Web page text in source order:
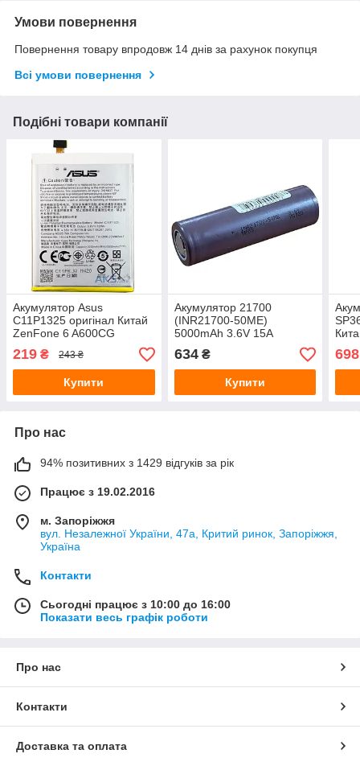
Умови повернення
Повернення товару впродовж 14 днів за рахунок покупця
Всі умови повернення
Подібні товари компанії
Акумулятор Asus
C11P1325 оригінал Китай
ZenFone 6 A600CG
3330mAh Розпродаж
219 ₴ 243 ₴
Купити
Акумулятор 21700
(INR21700-50ME)
5000mAh 3.6V 15A
634₴
Купити
698
Про нас
94% позитивних з 1429 відгуків за рік
Працює з 19.02.2016
м. Запоріжжя
вул. Незалежної України, 47а, Критий ринок, Запоріжжя,
Україна
Контакти
Сьогодні працює з 10:00 до 16:00
Показати весь графік роботи
Про нас
Контакти
Доставка та оплата